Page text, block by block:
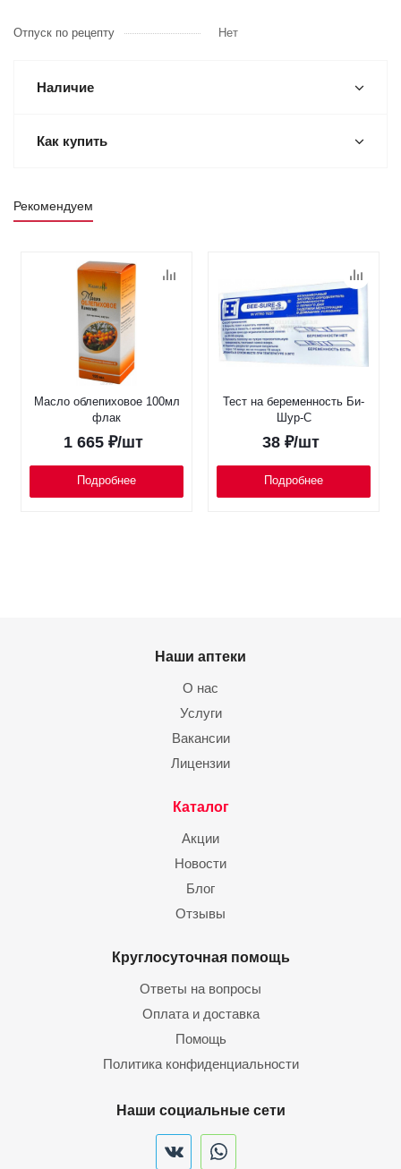
Отпуск по рецепту Нет
Наличие
Как купить
Рекомендуем
Масло облепиховое 100мл
флак
1 665 ₽/шт
Подробнее
Тест на беременность Би-
Шур-С
38₽/шт
Подробнее
Наши аптеки
О нас
Услуги
Вакансии
Лицензии
Каталог
Акции
Новости
Блог
Отзывы
Круглосуточная помощь
Ответы на вопросы
Оплата и доставка
Помощь
Политика конфиденциальности
Наши социальные сети